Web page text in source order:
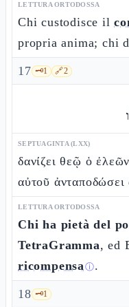
LETTURA ORTODOSSA
Chi custodisce il
propria anima; chi
17 🗝️1 🔗2
SEPTUAGINTA (LXX)
δανίζει θεῷ ὁ
αὐτοῦ
LETTURA ORTODOSSA
Chi ha pietà del
TetraGramma, ed
ricompensaⓘ.
18 🗝️1